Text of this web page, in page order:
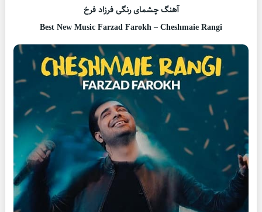
آهنگ چشمای رنگی فرزاد فرخ
Best New Music Farzad Farokh – Cheshmaie Rangi